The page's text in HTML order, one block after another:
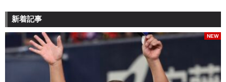
新着記事
NEW